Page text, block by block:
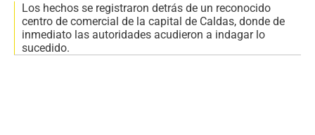
Los hechos se registraron detrás de un reconocido
centro de comercial de la capital de Caldas, donde de
inmediato las autoridades acudieron a indagar lo
sucedido.